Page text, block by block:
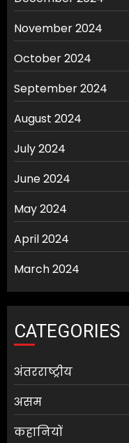
November 2024
October 2024
September 2024
August 2024
July 2024
June 2024
May 2024
April 2024
March 2024
CATEGORIES
अंतरराष्ट्रीय
असम
कहानियों